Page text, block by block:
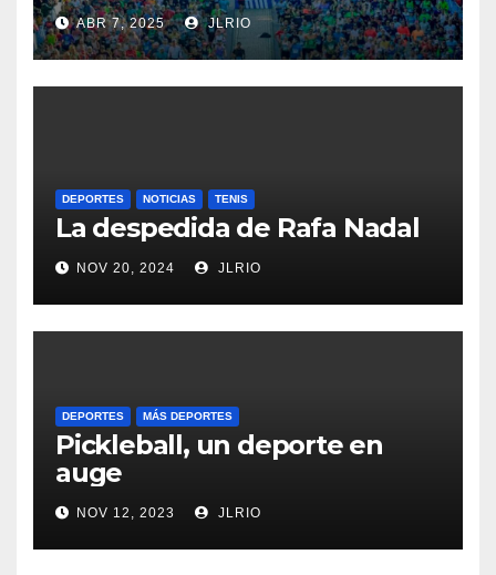
ABR 7, 2025 JLRIO
DEPORTES NOTICIAS TENIS
La despedida de Rafa Nadal
NOV 20, 2024 JLRIO
DEPORTES MÁS DEPORTES
Pickleball, un deporte en
auge
NOV 12, 2023 JLRIO